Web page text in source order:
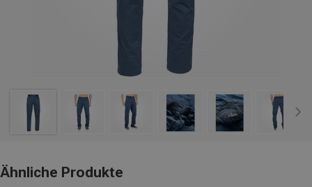
Ähnliche Produkte